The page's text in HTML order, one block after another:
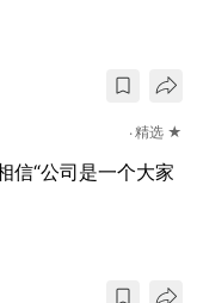
精选 ★
信“公司是一个大家